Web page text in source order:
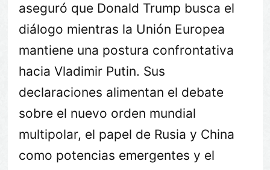
aseguró que Donald Trump busca el
diálogo mientras la Unión Europea
mantiene una postura confrontativa
hacia Vladimir Putin. Sus
declaraciones alimentan el debate
sobre el nuevo orden mundial
multipolar, el papel de Rusia y China
como potencias emergentes y el